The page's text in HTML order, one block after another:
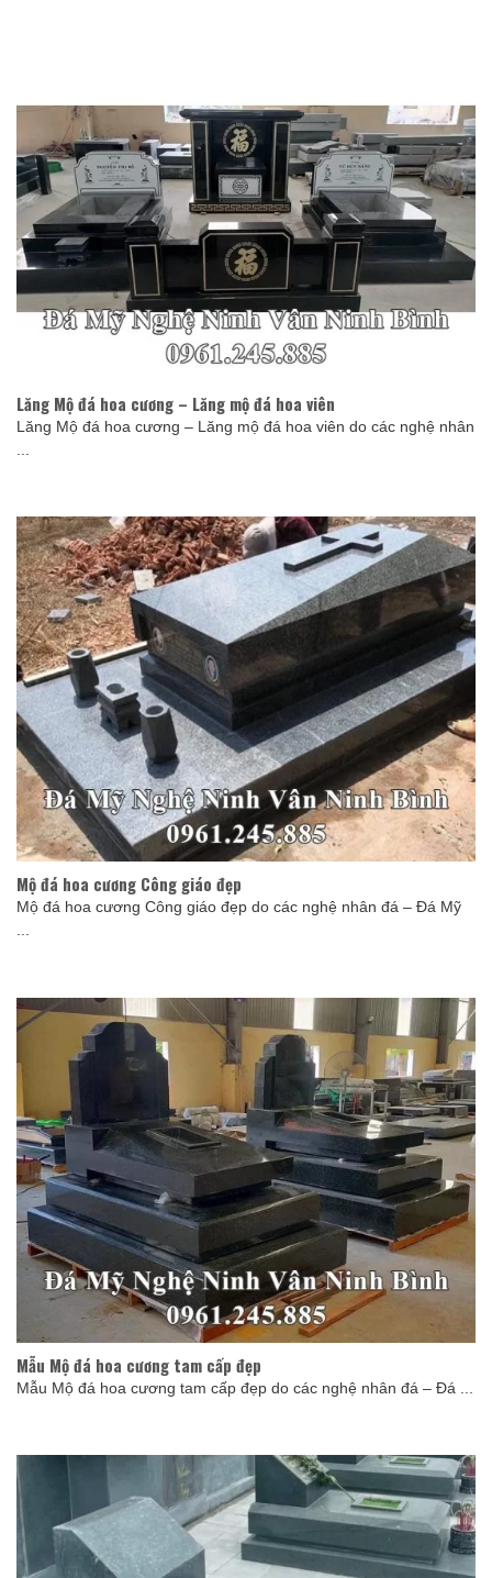
Lăng Mộ đá hoa cương – Lăng mộ đá hoa viên
Lăng Mộ đá hoa cương – Lăng mộ đá hoa viên do các nghệ nhân
...
Mộ đá hoa cương Công giáo đẹp
Mộ đá hoa cương Công giáo đẹp do các nghệ nhân đá – Đá Mỹ
...
Mẫu Mộ đá hoa cương tam cấp đẹp
Mẫu Mộ đá hoa cương tam cấp đẹp do các nghệ nhân đá – Đá ...